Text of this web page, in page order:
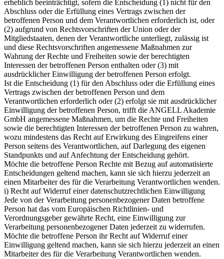
erheblich beeinträchtigt, sofern die Entscheidung (1) nicht für den
Abschluss oder die Erfüllung eines Vertrags zwischen der
betroffenen Person und dem Verantwortlichen erforderlich ist, oder
(2) aufgrund von Rechtsvorschriften der Union oder der
Mitgliedstaaten, denen der Verantwortliche unterliegt, zulässig ist
und diese Rechtsvorschriften angemessene Maßnahmen zur
Wahrung der Rechte und Freiheiten sowie der berechtigten
Interessen der betroffenen Person enthalten oder (3) mit
ausdrücklicher Einwilligung der betroffenen Person erfolgt.
Ist die Entscheidung (1) für den Abschluss oder die Erfüllung eines
Vertrags zwischen der betroffenen Person und dem
Verantwortlichen erforderlich oder (2) erfolgt sie mit ausdrücklicher
Einwilligung der betroffenen Person, trifft die ANGELL Akademie
GmbH angemessene Maßnahmen, um die Rechte und Freiheiten
sowie die berechtigten Interessen der betroffenen Person zu wahren,
wozu mindestens das Recht auf Erwirkung des Eingreifens einer
Person seitens des Verantwortlichen, auf Darlegung des eigenen
Standpunkts und auf Anfechtung der Entscheidung gehört.
Möchte die betroffene Person Rechte mit Bezug auf automatisierte
Entscheidungen geltend machen, kann sie sich hierzu jederzeit an
einen Mitarbeiter des für die Verarbeitung Verantwortlichen wenden.
i) Recht auf Widerruf einer datenschutzrechtlichen Einwilligung
Jede von der Verarbeitung personenbezogener Daten betroffene
Person hat das vom Europäischen Richtlinien- und
Verordnungsgeber gewährte Recht, eine Einwilligung zur
Verarbeitung personenbezogener Daten jederzeit zu widerrufen.
Möchte die betroffene Person ihr Recht auf Widerruf einer
Einwilligung geltend machen, kann sie sich hierzu jederzeit an einen
Mitarbeiter des für die Verarbeitung Verantwortlichen wenden.